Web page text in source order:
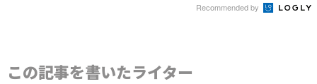
Recommended by
この記事を書いたライター